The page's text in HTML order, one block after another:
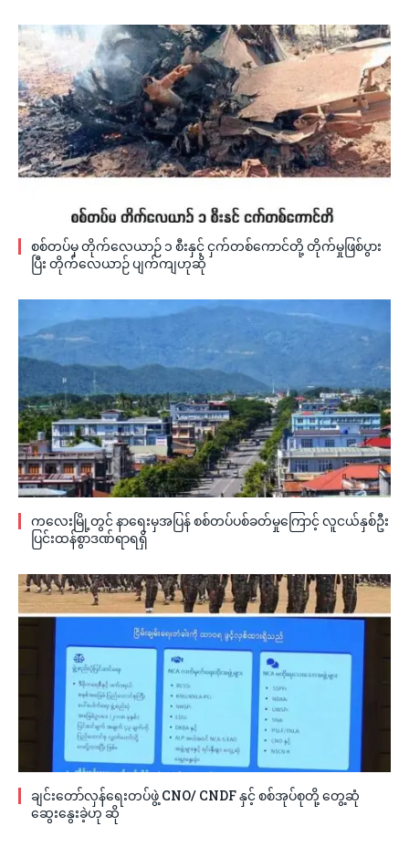
စစ်တပ်မှ တိုက်လေယာဉ် ၁ စီးနှင့် ငှက်တစ်ကောင်တို့ တိုက်မှုဖြစ်ပွား
ပြီး တိုက်လေယာဉ် ပျက်ကျဟုဆို
ကလေးမြို့တွင် နာရေးမှအပြန် စစ်တပ်ပစ်ခတ်မှုကြောင့် လူငယ်နှစ်ဦး
ပြင်းထန်စွာဒဏ်ရာရရှိ
ချင်းတော်လှန်ရေးတပ်ဖွဲ့ CNO/ CNDF နှင့် စစ်အုပ်စုတို့ တွေ့ဆုံ
ဆွေးနွေးခဲ့ဟု ဆို